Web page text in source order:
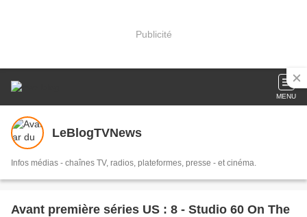
Publicité
MENU
LeBlogTVNews
Infos médias - chaînes TV, radios, plateformes, presse - et cinéma.
Avant première séries US : 8 - Studio 60 On The